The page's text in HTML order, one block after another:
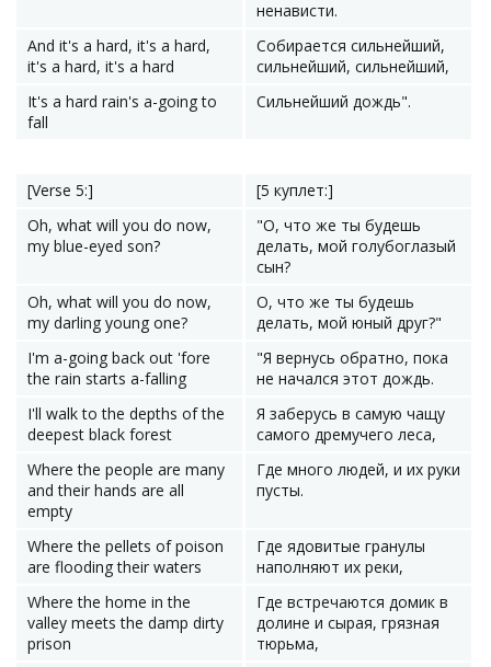
ненависти.
And it's a hard, it's a hard,
it's a hard, it's a hard
Собирается сильнейший,
сильнейший, сильнейший,
It's a hard rain's a-going to
fall
Сильнейший дождь".
[Verse 5:]
[5 куплет:]
Oh, what will you do now,
my blue-eyed son?
"О, что же ты будешь
делать, мой голубоглазый
сын?
Oh, what will you do now,
my darling young one?
О, что же ты будешь
делать, мой юный друг?"
I'm a-going back out 'fore
the rain starts a-falling
"Я вернусь обратно, пока
не начался этот дождь.
I'll walk to the depths of the
deepest black forest
Я заберусь в самую чащу
самого дремучего леса,
Where the people are many
and their hands are all
empty
Где много людей, и их руки
пусты.
Where the pellets of poison
are flooding their waters
Где ядовитые гранулы
наполняют их реки,
Where the home in the
valley meets the damp dirty
prison
Где встречаются домик в
долине и сырая, грязная
тюрьма,